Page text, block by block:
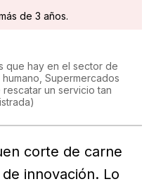
de 3 años.
que hay en el sector de
Supermercados
un servicio tan
)
corte de carne
innovación. Lo